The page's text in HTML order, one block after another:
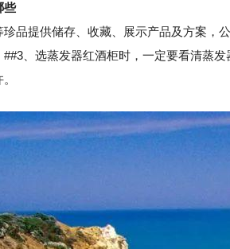
些
珍品提供储存、收藏、展示产品及方案，
、选蒸发器红酒柜时，一定要看清蒸